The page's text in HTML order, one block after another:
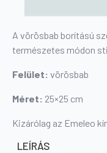
A vörösbab borítású
természetes módon
Felület: vörösbab
Méret: 25×25 cm
Kizárólag az Emeleo
LEÍRÁS